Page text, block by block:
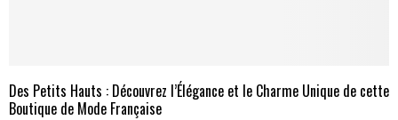
Des Petits Hauts : Découvrez l’Élégance et le Charme Unique de cette
Boutique de Mode Française